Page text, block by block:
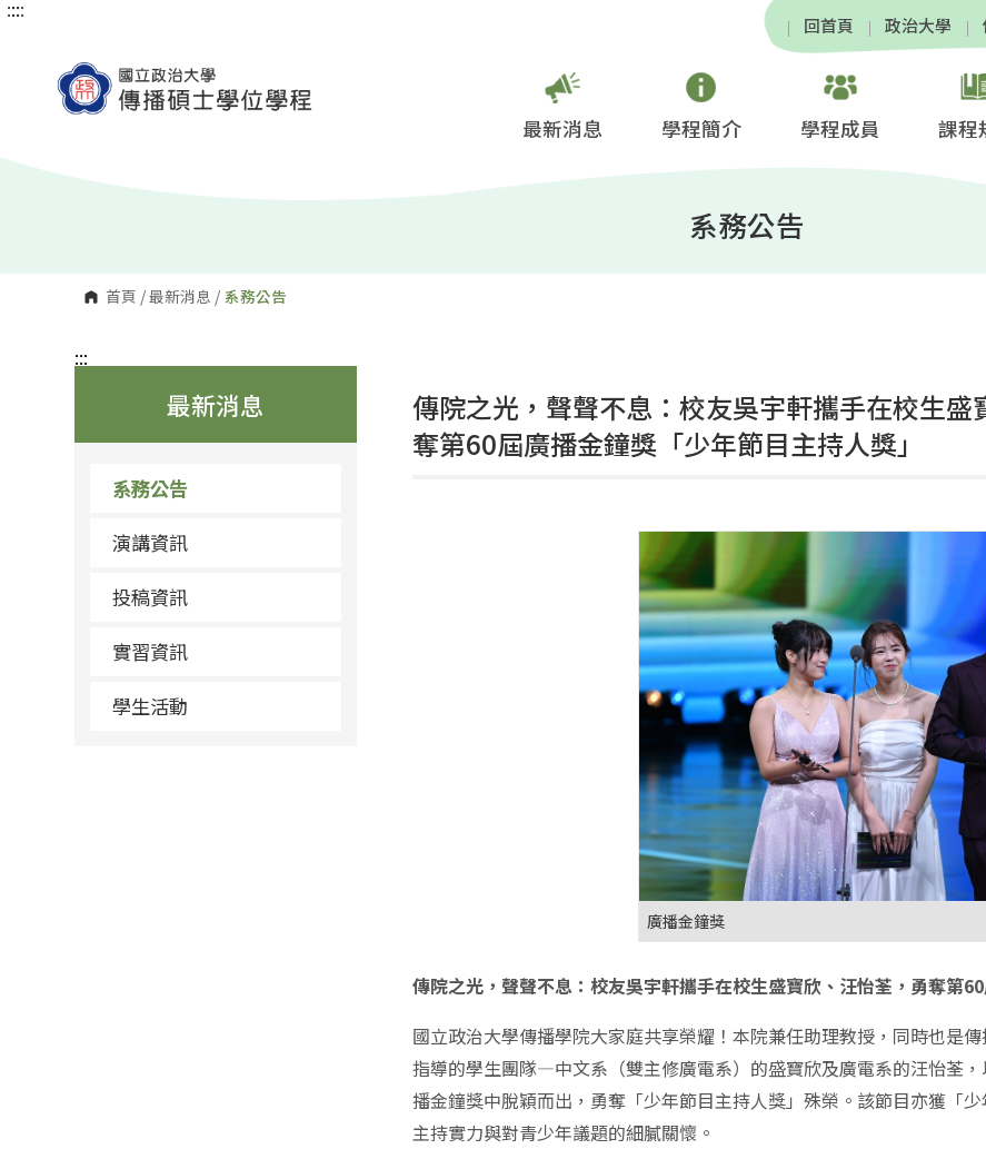
跳
:::
回首頁 政治大學
最新消息 學程簡介 學程成員 課程
系務公告
首頁 /最新消息 / 系務公告
:::
最新消息
系務公告
演講資訊
投稿資訊
實習資訊
學生活動
:::
傳院之光，聲聲不息：校友吳宇軒攜手在校生盛
奪第60屆廣播金鐘獎「少年節目主持人獎」
廣播金鐘獎
傳院之光，聲聲不息：校友吳宇軒攜手在校生盛寶欣、汪怡荃，勇奪第
國立政治大學傳播學院大家庭共享榮耀！本院兼任助理教授，同時也是
指導的學生團隊—中文系（雙主修廣電系）的盛寶欣及廣電系的汪怡荃
播金鐘獎中脫穎而出，勇奪「少年節目主持人獎」殊榮。該節目亦獲「
主持實力與對青少年議題的細膩關懷。